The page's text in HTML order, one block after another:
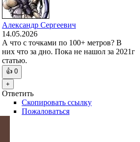
Александр Сергеевич
14.05.2026
А что с точками по 100+ метров? В
них что за дно. Пока не нашол за 2021г
статью.
👍 0
+
Ответить
Скопировать ссылку
Пожаловаться